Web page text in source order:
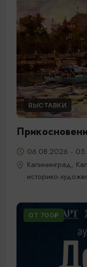
ВЫСТАВКИ
06.08.2026 -
Калининград,
историко-
ОТ 700₽